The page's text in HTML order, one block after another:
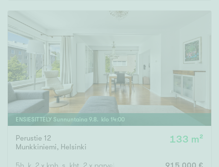
ENSIESITTELY Sunnuntaina 9.8. klo 14:00
Perustie 12
Munkkiniemi, Helsinki
133 m²